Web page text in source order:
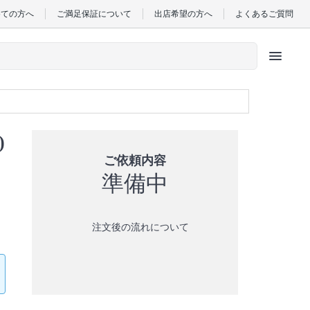
の方へ ご満足保証について 出店希望の方へ よくあるご質問
menu
ご依頼内容
準備中
注文後の流れについて